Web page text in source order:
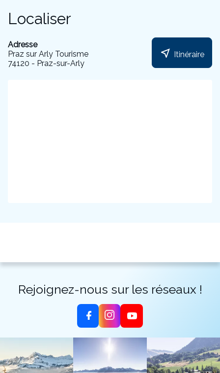
Localiser
Adresse
Praz sur Arly Tourisme
74120 - Praz-sur-Arly
near_me Itinéraire
Rejoignez-nous sur les réseaux !